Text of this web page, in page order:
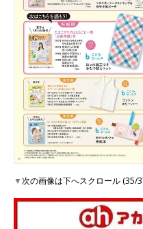
▼次の画像は下へスクロール (35/